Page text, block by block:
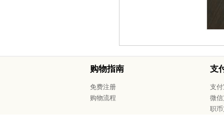
购物指南
免费注册
购物流程
支
支
微
职